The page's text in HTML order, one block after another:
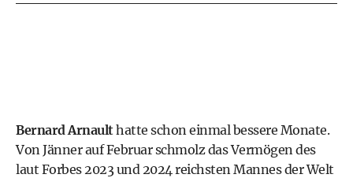
Bernard Arnaulthatte schon einmal bessere Monate.
Von Jänner auf Februar schmolz das Vermögen des
laut Forbes 2023 und 2024 reichsten Mannes der Welt